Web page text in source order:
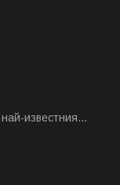
известния...